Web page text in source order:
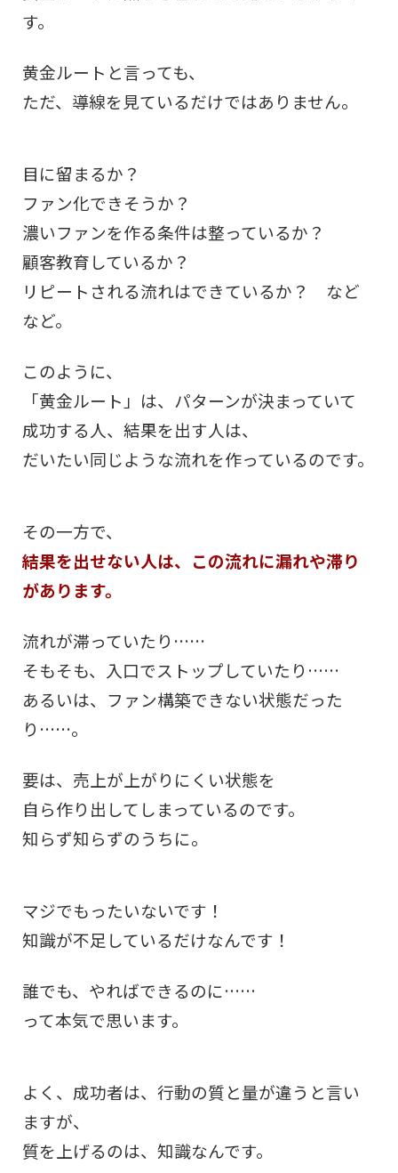
す。
黄金ルートと言っても、
ただ、導線を見ているだけではありません。
目に留まるか？
ファン化できそうか？
濃いファンを作る条件は整っているか？
顧客教育しているか？
リピートされる流れはできているか？ など
など。
このように、
「黄金ルート」は、パターンが決まっていて
成功する人、結果を出す人は、
だいたい同じような流れを作っているのです。
その一方で、
結果を出せない人は、この流れに漏れや滞り
があります。
流れが滞っていたり……
そもそも、入口でストップしていたり……
あるいは、ファン構築できない状態だった
り……。
要は、売上が上がりにくい状態を
自ら作り出してしまっているのです。
知らず知らずのうちに。
マジでもったいないです！
知識が不足しているだけなんです！
誰でも、やればできるのに……
って本気で思います。
よく、成功者は、行動の質と量が違うと言い
ますが、
質を上げるのは、知識なんです。